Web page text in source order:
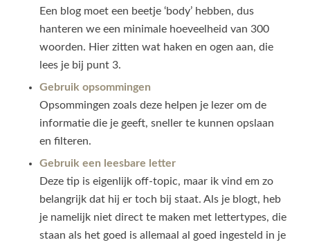
Een blog moet een beetje ‘body’ hebben, dus
hanteren we een minimale hoeveelheid van 300
woorden. Hier zitten wat haken en ogen aan, die
lees je bij punt 3.
Gebruik opsommingen
Opsommingen zoals deze helpen je lezer om de
informatie die je geeft, sneller te kunnen opslaan
en filteren.
Gebruik een leesbare letter
Deze tip is eigenlijk off-topic, maar ik vind em zo
belangrijk dat hij er toch bij staat. Als je blogt, heb
je namelijk niet direct te maken met lettertypes, die
staan als het goed is allemaal al goed ingesteld in je